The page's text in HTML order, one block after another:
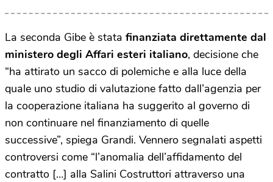
La seconda Gibe è stata finanziata direttamente dal
ministero degli Affari esteri italiano, decisione che
“ha attirato un sacco di polemiche e alla luce della
quale uno studio di valutazione fatto dall’agenzia per
la cooperazione italiana ha suggerito al governo di
non continuare nel finanziamento di quelle
successive”, spiega Grandi. Vennero segnalati aspetti
controversi come “l’anomalia dell’affidamento del
contratto […] alla Salini Costruttori attraverso una